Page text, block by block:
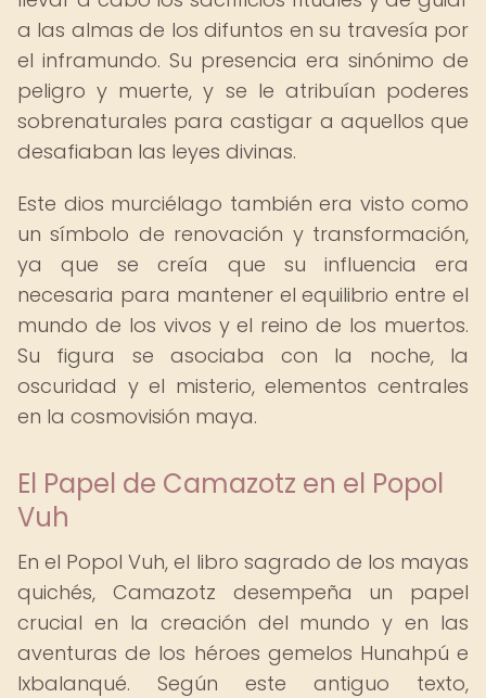
a las almas de los difuntos en su travesía por
el inframundo. Su presencia era sinónimo de
peligro y muerte, y se le atribuían poderes
sobrenaturales para castigar a aquellos que
desafiaban las leyes divinas.
Este dios murciélago también era visto como
un símbolo de renovación y transformación,
ya que se creía que su influencia era
necesaria para mantener el equilibrio entre el
mundo de los vivos y el reino de los muertos.
Su figura se asociaba con la noche, la
oscuridad y el misterio, elementos centrales
en la cosmovisión maya.
El Papel de Camazotz en el Popol
Vuh
En el Popol Vuh, el libro sagrado de los mayas
quichés, Camazotz desempeña un papel
crucial en la creación del mundo y en las
aventuras de los héroes gemelos Hunahpú e
Ixbalanqué. Según este antiguo texto,